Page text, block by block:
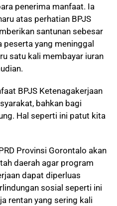
penerima manfaat. Ia
atas perhatian BPJS
santunan sebesar
peserta yang meninggal
satu kali membayar iuran
BPJS Ketenagakerjaan
bahkan bagi
Hal seperti ini patut kita
Provinsi Gorontalo akan
daerah agar program
dapat diperluas
sosial seperti ini
rentan yang sering kali